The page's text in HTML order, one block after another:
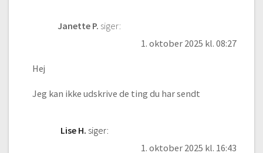
Gratis video
02:13
15:18
Janette P. siger:
1. oktober 2025 kl. 08:27
Hej
Jeg kan ikke udskrive de ting du har sendt
Lise H. siger:
1. oktober 2025 kl. 16:43